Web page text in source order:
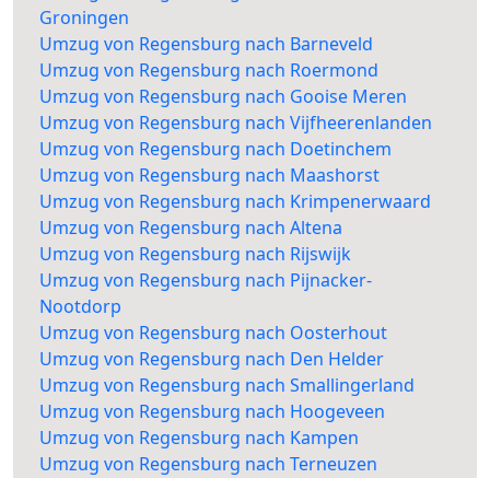
Groningen
Umzug von Regensburg nach Barneveld
Umzug von Regensburg nach Roermond
Umzug von Regensburg nach Gooise Meren
Umzug von Regensburg nach Vijfheerenlanden
Umzug von Regensburg nach Doetinchem
Umzug von Regensburg nach Maashorst
Umzug von Regensburg nach Krimpenerwaard
Umzug von Regensburg nach Altena
Umzug von Regensburg nach Rijswijk
Umzug von Regensburg nach Pijnacker-
Nootdorp
Umzug von Regensburg nach Oosterhout
Umzug von Regensburg nach Den Helder
Umzug von Regensburg nach Smallingerland
Umzug von Regensburg nach Hoogeveen
Umzug von Regensburg nach Kampen
Umzug von Regensburg nach Terneuzen